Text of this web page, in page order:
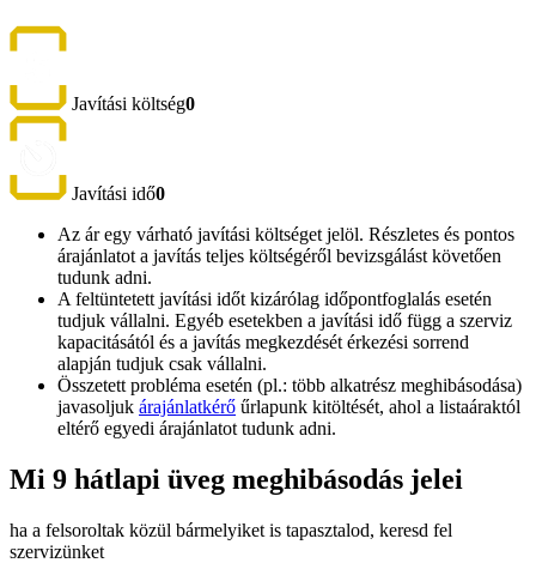
Javítási költség0
Javítási idő0
Az ár egy várható javítási költséget jelöl. Részletes és pontos
árajánlatot a javítás teljes költségéről bevizsgálást követően
tudunk adni.
A feltüntetett javítási időt kizárólag időpontfoglalás esetén
tudjuk vállalni. Egyéb esetekben a javítási idő függ a szerviz
kapacitásától és a javítás megkezdését érkezési sorrend
alapján tudjuk csak vállalni.
Összetett probléma esetén (pl.: több alkatrész meghibásodása)
javasoljuk árajánlatkérő űrlapunk kitöltését, ahol a listaáraktól
eltérő egyedi árajánlatot tudunk adni.
Mi 9 hátlapi üveg meghibásodás jelei
ha a felsoroltak közül bármelyiket is tapasztalod, keresd fel
szervizünket